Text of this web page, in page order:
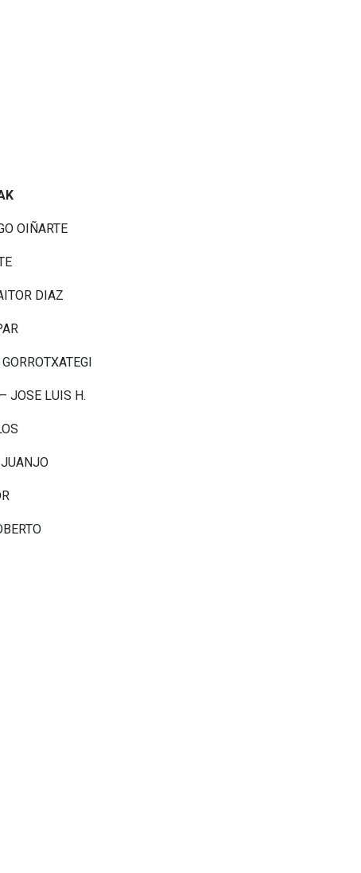
OIÑARTE
DIAZ
JOSE LUIS H.